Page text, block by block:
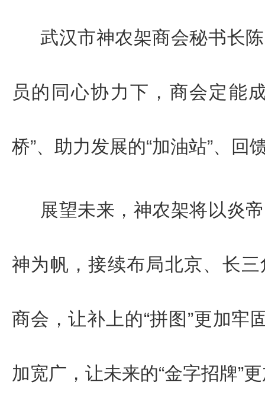
武汉市神农架商会秘书长
员的同心协力下，商会定能
桥”、助力发展的“加油站”、回
展望未来，神农架将以炎
神为帆，接续布局北京、长
商会，让补上的“拼图”更加牢
加宽广，让未来的“金字招牌”